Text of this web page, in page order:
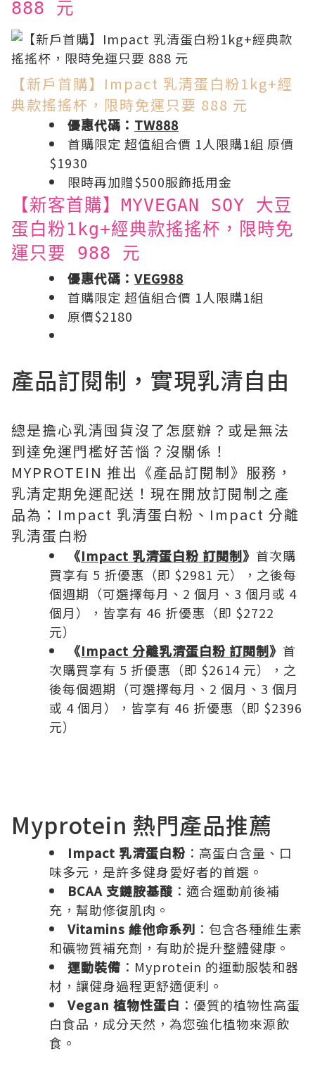
888 元
【新戶首購】Impact 乳清蛋白粉1kg+經
典款搖搖杯，限時免運只要 888 元
優惠代碼： TW888
首購限定 超值組合價 1人限購1組 原價
$1930
限時再加贈$500服飾抵用金
【新客首購】MYVEGAN SOY 大豆
蛋白粉1kg+經典款搖搖杯，限時免
運只要 988 元
優惠代碼： VEG988
首購限定 超值組合價 1人限購1組
原價$2180
產品訂閱制，實現乳清自由
總是擔心乳清囤貨沒了怎麼辦？或是無法
到達免運門檻好苦惱？沒關係！
MYPROTEIN 推出《產品訂閱制》服務，
乳清定期免運配送！現在開放訂閱制之產
品為：Impact 乳清蛋白粉、Impact 分離
乳清蛋白粉
《Impact 乳清蛋白粉 訂閱制》 首次購
買享有 5 折優惠（即 $2981 元），之後每
個週期（可選擇每月、2 個月、3 個月或 4
個月），皆享有 46 折優惠（即 $2722
元）
《Impact 分離乳清蛋白粉 訂閱制》 首
次購買享有 5 折優惠（即 $2614 元），之
後每個週期（可選擇每月、2 個月、3 個月
或 4 個月），皆享有 46 折優惠（即 $2396
元）
Myprotein 熱門產品推薦
Impact 乳清蛋白粉 ：高蛋白含量、口
味多元，是許多健身愛好者的首選。
BCAA 支鏈胺基酸 ：適合運動前後補
充，幫助修復肌肉。
Vitamins 維他命系列 ：包含各種維生素
和礦物質補充劑，有助於提升整體健康。
運動裝備 ：Myprotein 的運動服裝和器
材，讓健身過程更舒適便利。
Vegan 植物性蛋白 ：優質的植物性高蛋
白食品，成分天然，為您強化植物來源飲
食。